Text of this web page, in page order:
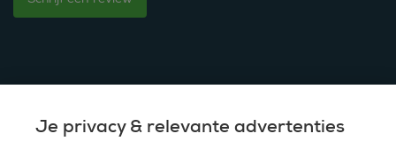
© 2025 - ROS Krediet Service
Je privacy & relevante advertenties